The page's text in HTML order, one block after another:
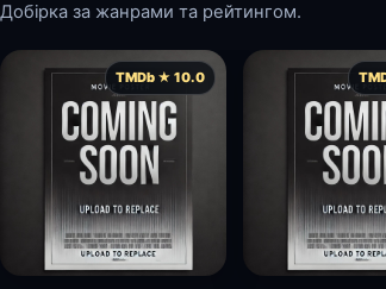
Добірка за жанрами та рейтингом.
TMDb ★ 10.0